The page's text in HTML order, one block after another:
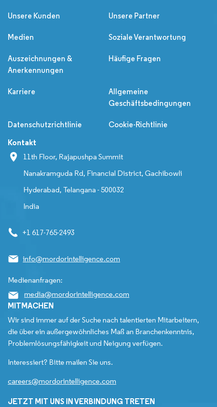
Unsere Kunden Unsere Partner
Medien Soziale Verantwortung
Auszeichnungen &
Anerkennungen
Häufige Fragen
Karriere
Allgemeine
Geschäftsbedingungen
Datenschutzrichtlinie Cookie-Richtlinie
Kontakt
11th Floor, Rajapushpa Summit
Nanakramguda Rd, Financial District, Gachibowli
Hyderabad, Telangana - 500032
India
+1 617-765-2493
info@mordorintelligence.com
Medienanfragen:
media@mordorintelligence.com
MITMACHEN
Wir sind immer auf der Suche nach talentierten Mitarbeitern,
die über ein außergewöhnliches Maß an Branchenkenntnis,
Problemlösungsfähigkeit und Neigung verfügen.
Interessiert? Bitte mailen Sie uns.
careers@mordorintelligence.com
JETZT MIT UNS IN VERBINDUNG TRETEN